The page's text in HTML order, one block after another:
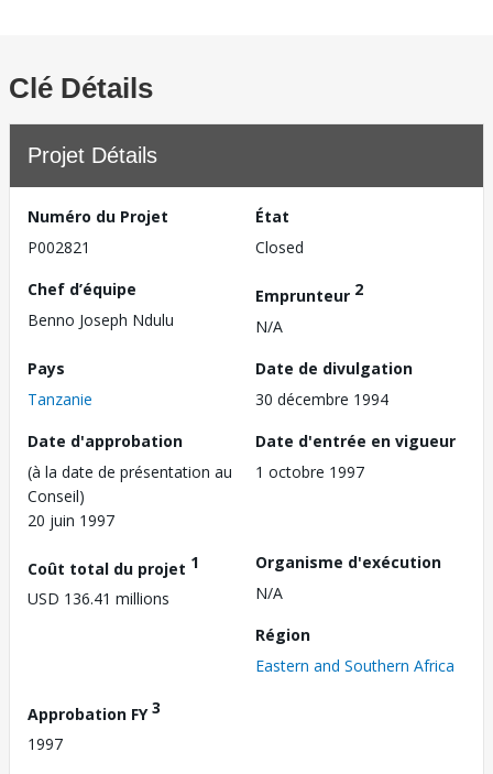
Clé Détails
Projet Détails
Numéro du Projet
P002821
État
Closed
Chef d’équipe
Benno Joseph Ndulu
Emprunteur 2
N/A
Pays
Tanzanie
Date de divulgation
30 décembre 1994
Date d'approbation
(à la date de présentation au
Conseil)
20 juin 1997
Date d'entrée en vigueur
1 octobre 1997
Coût total du projet 1
USD 136.41 millions
Organisme d'exécution
N/A
Région
Eastern and Southern Africa
Approbation FY3
1997